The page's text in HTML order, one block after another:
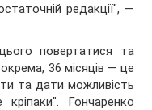
редакції", —
повертатися та
36 місяців — це
та дати можливість
Гончаренко